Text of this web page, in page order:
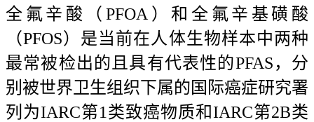
全氟辛酸（PFOA）和全氟辛基磺酸
（PFOS）是当前在人体生物样本中两种
最常被检出的且具有代表性的PFAS，分
别被世界卫生组织下属的国际癌症研究署
列为IARC第1类致癌物质和IARC第2B类